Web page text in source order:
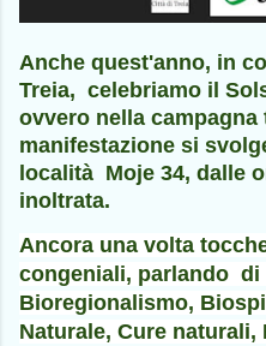
Anche quest'anno, in
Treia, celebriamo il
ovvero nella campagna
manifestazione si
località Moje 34, dalle
inoltrata.
Ancora una volta
congeniali, parlando
Bioregionalismo,
Naturale, Cure